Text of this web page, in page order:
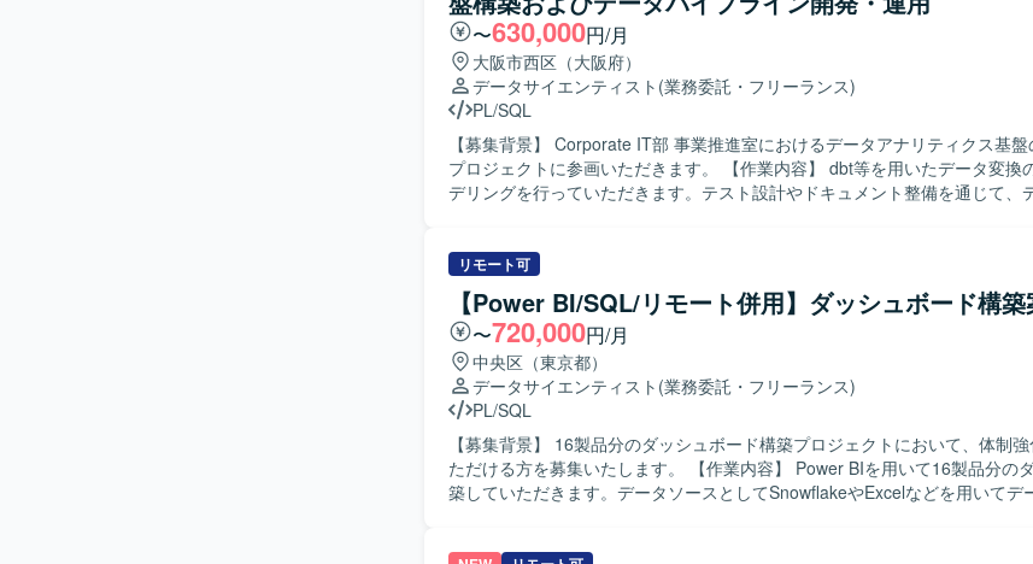
オープン系システム開発に携わることで、ドメイン知識とアジャイル開発の
ていただけます。設計・開発からテストまで一連の工程に関わることで、ア
ペシャリストとしてのスキルを幅広く磨いていただけます。 【開発環境】 Excel VBAを用いた
開発環境を中心に、Linux環境などのオープン系技術を組み合わせたシステム
を実施します。
〜630,000円/月
大阪市西区（大阪府）
データサイエンティスト (業務委託・フリーランス)
PL/SQL
【募集背景】 Corporate IT部 事業推進室におけるデータアナリティクス基
プロジェクトに参画いただきます。 【作業内容】 dbt等を用いたデータ変換の実装やデータモ
デリングを行っていただきます。テスト設計やドキュメント整備を通じて、
す。成果物のドキュメント化とチーム内へのナレッジ共有もご担当いただきます。 【求
物像】 指示を待つだけでなく自ら課題を発見して主体的に行動できる方を求
面のみならず事業や業務プロセスへの理解にも強い関心を持てる方、チーム
かつ円滑にコミュニケーションが取れる方にご活躍いただけます。 【ポジションの魅力】 デー
タアナリティクス基盤の構築から改善まで一貫して携わることができ、デー
化を通じて全社的な意思決定を支える基盤づくりに貢献できるポジションで
ELTパイプラインの設計・実装を通じて、モダンなデータエンジニアリングの
ができます。 【開発環境】 dbtやSQL、Python等を用いたデータ変換およびパイプライン実装
を行います。クラウド環境でのデータ基盤構築・運用を行う可能性がありま
リモート可
【Power BI/SQL/リモート併用】ダッシュボード構
〜720,000円/月
中央区（東京都）
データサイエンティスト (業務委託・フリーランス)
PL/SQL
【募集背景】 16製品分のダッシュボード構築プロジェクトにおいて、体制
ただける方を募集いたします。 【作業内容】 Power BIを用いて16製品分のダッシュボードを構
築していただきます。データソースとしてSnowflakeやExcelなどを用いてデ